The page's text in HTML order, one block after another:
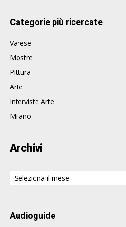
Categorie più ricercate
Varese
Mostre
Pittura
Arte
Interviste Arte
Milano
Archivi
Archivi
Audioguide